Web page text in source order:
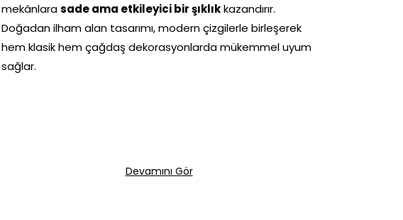
mekânlarasade ama etkileyici bir şıklıkkazandırır.
Doğadan ilham alan tasarımı, modern çizgilerle birleşerek
hem klasik hem çağdaş dekorasyonlarda mükemmel uyum
sağlar.
Devamını Gör